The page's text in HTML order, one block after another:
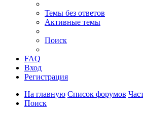
Темы без ответов
Активные темы
Поиск
FAQ
Вход
Регистрация
На главную Список форумов
Поиск